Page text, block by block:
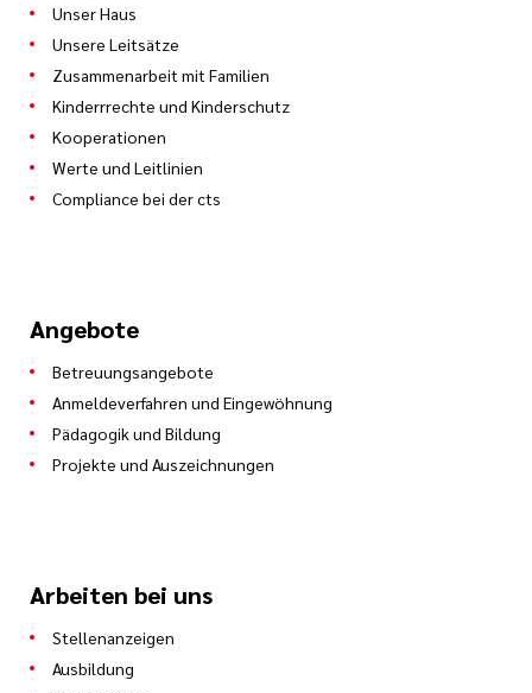
Unser Haus
Unsere Leitsätze
Zusammenarbeit mit Familien
Kinderrrechte und Kinderschutz
Kooperationen
Werte und Leitlinien
Compliance bei der cts
Angebote
Betreuungsangebote
Anmeldeverfahren und Eingewöhnung
Pädagogik und Bildung
Projekte und Auszeichnungen
Arbeiten bei uns
Stellenanzeigen
Ausbildung